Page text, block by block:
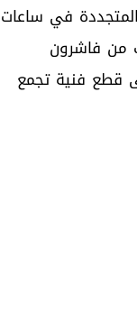
في ساعات
من فاشرون
قطع فنية تجمع